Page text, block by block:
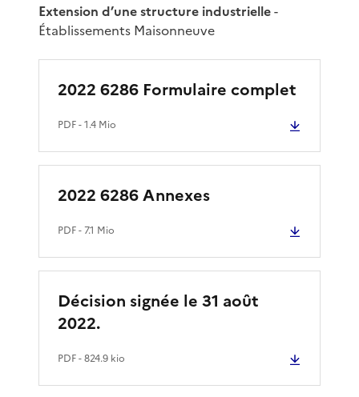
Extension d’une structure industrielle-
Établissements Maisonneuve
2022 6286 Formulaire complet
PDF- 1.4 Mio
2022 6286 Annexes
PDF- 7.1 Mio
Décision signée le 31 août
2022.
PDF- 824.9 kio